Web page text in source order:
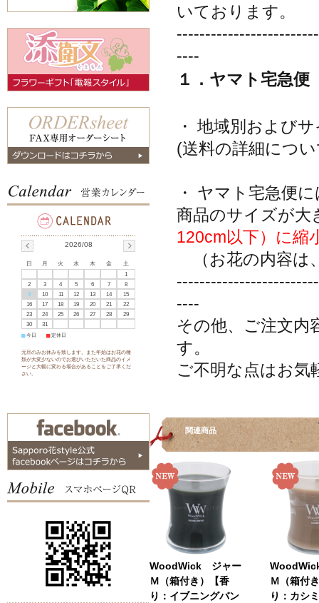
いております。
----
１．ヤマト宅急便
・ 地域別および
(送料の詳細につ
・ ヤマト宅急便
商品のサイズが大
120cm以下）に縮
（お花の内容は
----
その他、ご注文内
す。
ご不明な点はお気
関連商品
WoodWick ジャー
Ｍ（箱付き）【香
り：イブニングバン
Ｍ（箱付
り：カシ
2026/08
日 月 火 水 木 金
土
1
2
3 4 5 6 7
8
9
10 11 12 13 14
15
16
17 18 19 20 21
22
23
24 25 26 27 28
29
30
31
■ 今日 ■ 定休日
元旦のみお休みを致します。また年始はお花の種
類が大変少ないのでお選びいただいた商品のイメ
ージと大幅に変わる場合があることをご了承くだ
さい。